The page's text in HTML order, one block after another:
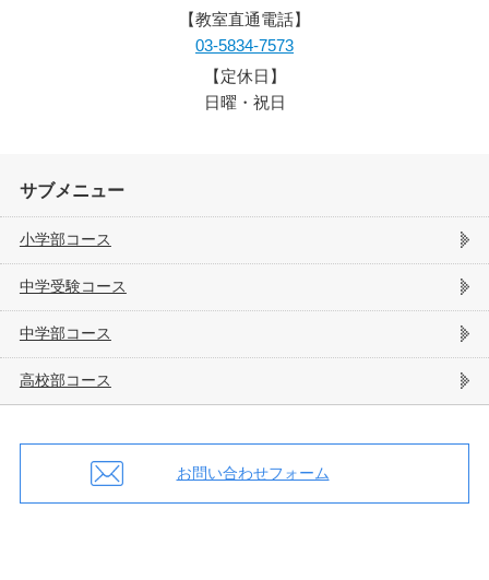
【教室直通電話】
03-5834-7573
【定休日】
日曜・祝日
サブメニュー
小学部コース
中学受験コース
中学部コース
高校部コース
お問い合わせフォーム